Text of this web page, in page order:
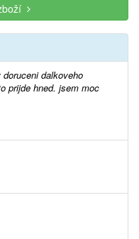
prijde hned. jsem moc